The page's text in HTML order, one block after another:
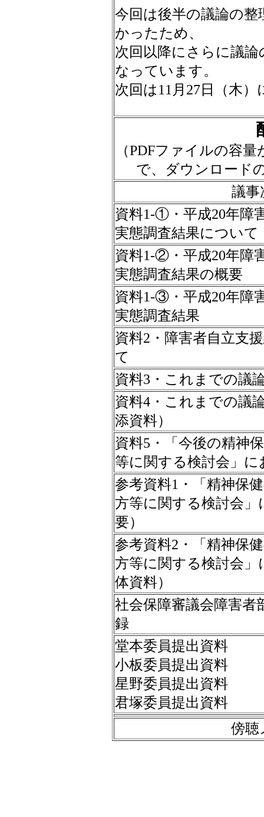
今回は後半の議論の
かったため、
次回以降にさらに議
なっています。
次回は11月27日（木
（PDFファイルの容
で、ダウンロード
議事
資料1-①・平成20年障
実態調査結果について
資料1-②・平成20年障
実態調査結果の概要
資料1-③・平成20年障
実態調査結果
資料2・障害者自立支
て
資料3・これまでの議
資料4・これまでの議
添資料）
資料5・「今後の精神
等に関する検討会」に
参考資料1・「精神保
方等に関する検討会
要）
参考資料2・「精神保
方等に関する検討会
体資料）
社会保障審議会障害者
録
堂本委員提出資料
小板委員提出資料
星野委員提出資料
君塚委員提出資料
傍聴